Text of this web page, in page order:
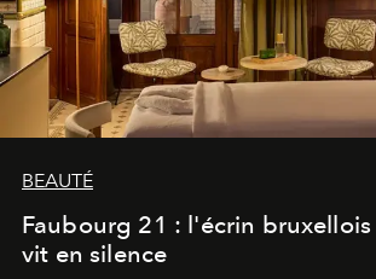
BEAUTÉ
Faubourg 21 : l'écrin bruxellois
vit en silence